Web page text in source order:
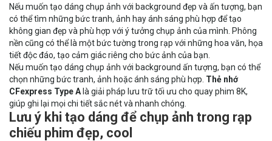
Nếu muốn tạo dáng chụp ảnh với background đẹp và ấn tượng, bạn
có thể tìm những bức tranh, ảnh hay ánh sáng phù hợp để tạo
không gian đẹp và phù hợp với ý tưởng chụp ảnh của mình. Phông
nền cũng có thể là một bức tường trong rạp với những hoa văn, họa
tiết độc đáo, tạo cảm giác riêng cho bức ảnh của bạn.
Nếu muốn tạo dáng chụp ảnh với background ấn tượng, bạn có thể
chọn những bức tranh, ảnh hoặc ánh sáng phù hợp. Thẻ nhớ
CFexpress Type Alà giải pháp lưu trữ tối ưu cho quay phim 8K,
giúp ghi lại mọi chi tiết sắc nét và nhanh chóng.
Lưu ý khi tạo dáng để chụp ảnh trong rạp
chiếu phim đẹp, cool